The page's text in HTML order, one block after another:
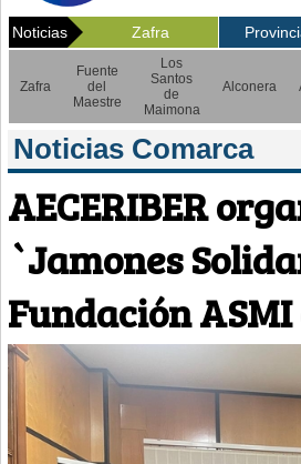
Noticias Zafra
Zafra
Fuente
del
Maestre
Los
Santos
de
Maimona
Alconera
Noticias Comarca
AECERIBER
`Jamones
Fundación